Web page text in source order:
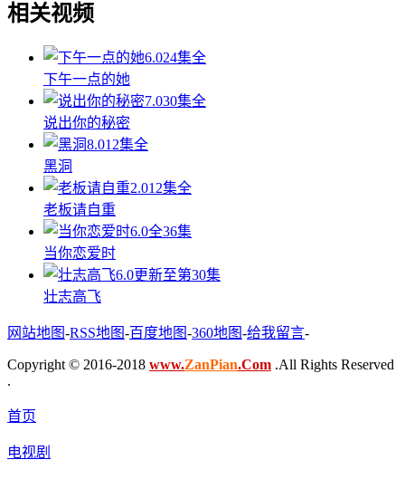
相关视频
6.024集全
下午一点的她
7.030集全
说出你的秘密
8.012集全
黑洞
2.012集全
老板请自重
6.0全36集
当你恋爱时
6.0更新至第30集
壮志高飞
网站地图-RSS地图-百度地图-360地图-给我留言-
Copyright © 2016-2018 www.ZanPian.Com .All Rights Reserved
.
首页
电视剧